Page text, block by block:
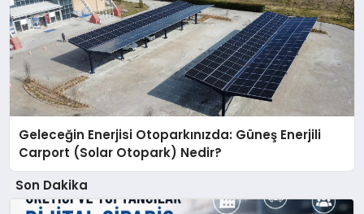
Geleceğin Enerjisi Otoparkınızda: Güneş Enerjili
Carport (Solar Otopark) Nedir?
Son Dakika